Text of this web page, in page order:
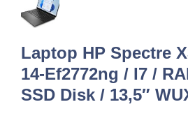
Laptop HP Spectre
14-Ef2772ng / I7 /
SSD Disk / 13,5″